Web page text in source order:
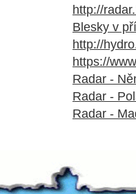
http://
Blesky v
http://
https://
Radar -
Radar -
Radar -